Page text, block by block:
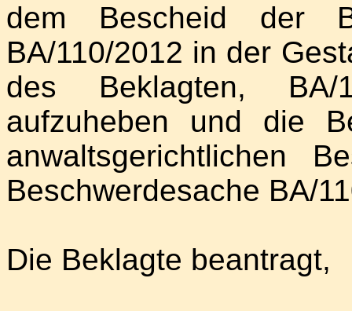
dem Bescheid der
BA/110/2012 in der
des Beklagten, BA/
aufzuheben und die
anwaltsgerichtlichen
Beschwerdesache BA/
Die Beklagte beantragt,